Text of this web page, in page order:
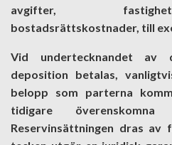
avgifter,
bostadsrättskostnader, till
Vid undertecknandet
deposition betalas,
belopp som parterna
tidigare överenskomna
Reservinsättningen dras